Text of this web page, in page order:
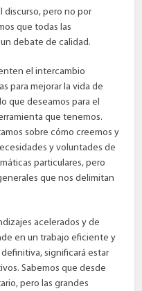
discurso, pero no por
que todas las
debate de calidad.
el intercambio
para mejorar la vida de
que deseamos para el
que tenemos.
sobre cómo creemos y
y voluntades de
particulares, pero
que nos delimitan
acelerados y de
en un trabajo eficiente y
significará estar
Sabemos que desde
pero las grandes